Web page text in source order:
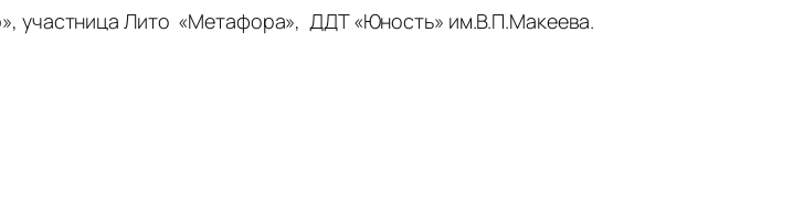
участница Лито «Метафора», ДДТ «Юность» им.В.П.Макеева.